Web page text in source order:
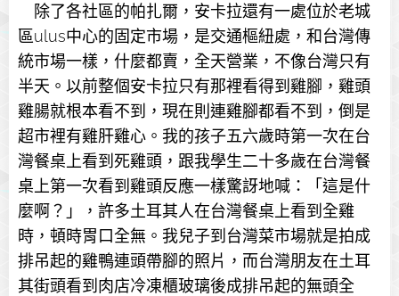
除了各社區的帕扎爾，安卡拉還有一處位於老城
區ulus中心的固定市場，是交通樞紐處，和台灣傳
統市場一樣，什麼都賣，全天營業，不像台灣只有
半天。以前整個安卡拉只有那裡看得到雞腳，雞頭
雞腸就根本看不到，現在則連雞腳都看不到，倒是
超市裡有雞肝雞心。我的孩子五六歲時第一次在台
灣餐桌上看到死雞頭，跟我學生二十多歲在台灣餐
桌上第一次看到雞頭反應一樣驚訝地喊：「這是什
麼啊？」，許多土耳其人在台灣餐桌上看到全雞
時，頓時胃口全無。我兒子到台灣菜市場就是拍成
排吊起的雞鴨連頭帶腳的照片，而台灣朋友在土耳
其街頭看到肉店冷凍櫃玻璃後成排吊起的無頭全